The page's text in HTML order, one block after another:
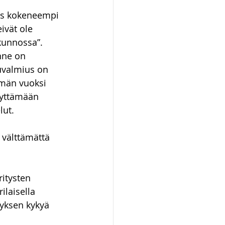
kokeneempi
ole
on
on
vuoksi
kykyä